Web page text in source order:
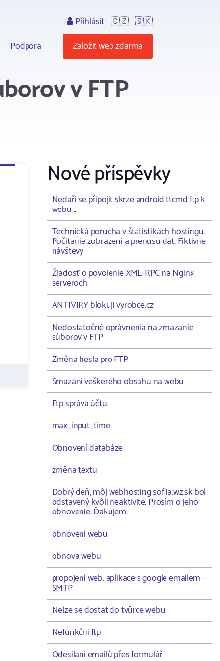
Podpora
Přihlásit 🇨🇿 🇸🇰
Založit web zdarma
v FTP
Nové příspěvky
Nedaří se připojit skrze android ttcmd ftp k
webu ..
Technická porucha v štatistikách hostingu.
Počítanie zobrazení a prenusu dát. Fiktívne
návštevy
Žiadosť o povolenie XML-RPC na Nginx
serveroch
ANTIVIRY blokuji vyrobce.cz
Nedostatočné oprávnenia na zmazanie
súborov v FTP
Změna hesla pro FTP
Smazání veškerého obsahu na webu
Ftp správa účtu
max_input_time
Obnovení databáze
změna textu
Dobrý deň, môj webhosting sofiia.wz.sk bol
odstavený kvôli neaktivite. Prosím o jeho
obnovenie. Ďakujem.
obnovení webu
obnova webu
propojení web. aplikace s google emailem -
SMTP
Nelze se dostat do tvůrce webu
Nefunkční ftp
Odesílání emailů přes formulář